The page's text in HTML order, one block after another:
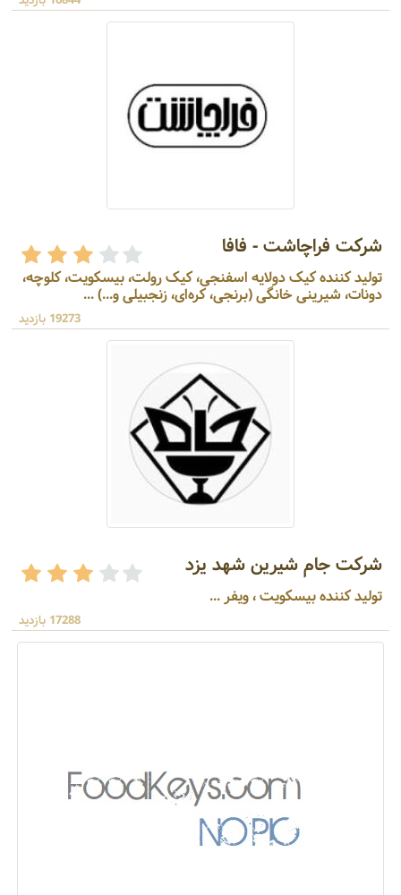
شرکت فراچاشت - فافا
تولید کننده کیک‌ دولایه اسفنجی، کیک رولت، بیسکویت، کلوچه،
دونات، شیرینی خانگی (برنجی، کره‌ای، زنجبیلی و...) ...
19273 بازدید
شرکت جام شیرین شهد یزد
تولید کننده بیسکویت ، ویفر ...
17288 بازدید